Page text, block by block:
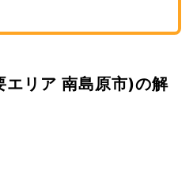
エリア 南島原市)の解